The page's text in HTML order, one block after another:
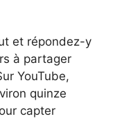
et répondez-y
à partager
YouTube,
quinze
capter